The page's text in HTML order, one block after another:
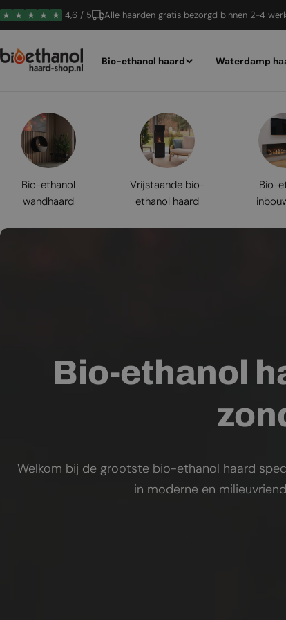
Ga
naar
4,6 / 5 Alle haarden gratis bezorgd binnen 2-4
Bio-ethanol haard Waterdamp
Bio-ethanol
wandhaard
Vrijstaande bio-
ethanol haard
Bio-
Bio-ethanol
Welkom bij de grootste bio-ethanol haard
in moderne en